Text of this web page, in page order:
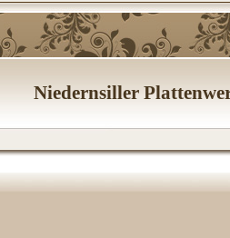
Niedernsiller